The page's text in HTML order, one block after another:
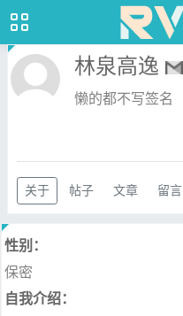
林泉高逸
懒的都不写签名
关于 帖子 文章 留言
性别：
保密
自我介绍：